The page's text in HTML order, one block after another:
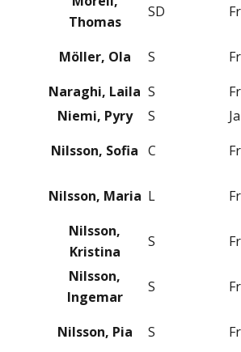
Thomas
SD
Möller, Ola S
Naraghi, Laila S
Niemi, Pyry
S Ja
Nilsson, Sofia C
Nilsson, Maria L
Nilsson,
Kristina
S
Nilsson,
Ingemar
S
Nilsson, Pia S